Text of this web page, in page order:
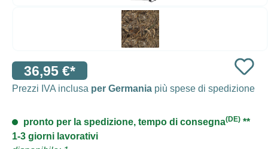
36,95 €*
Prezzi IVA inclusa per Germania più spese di spedizione
pronto per la spedizione, tempo di consegna(DE) **
1-3 giorni lavorativi